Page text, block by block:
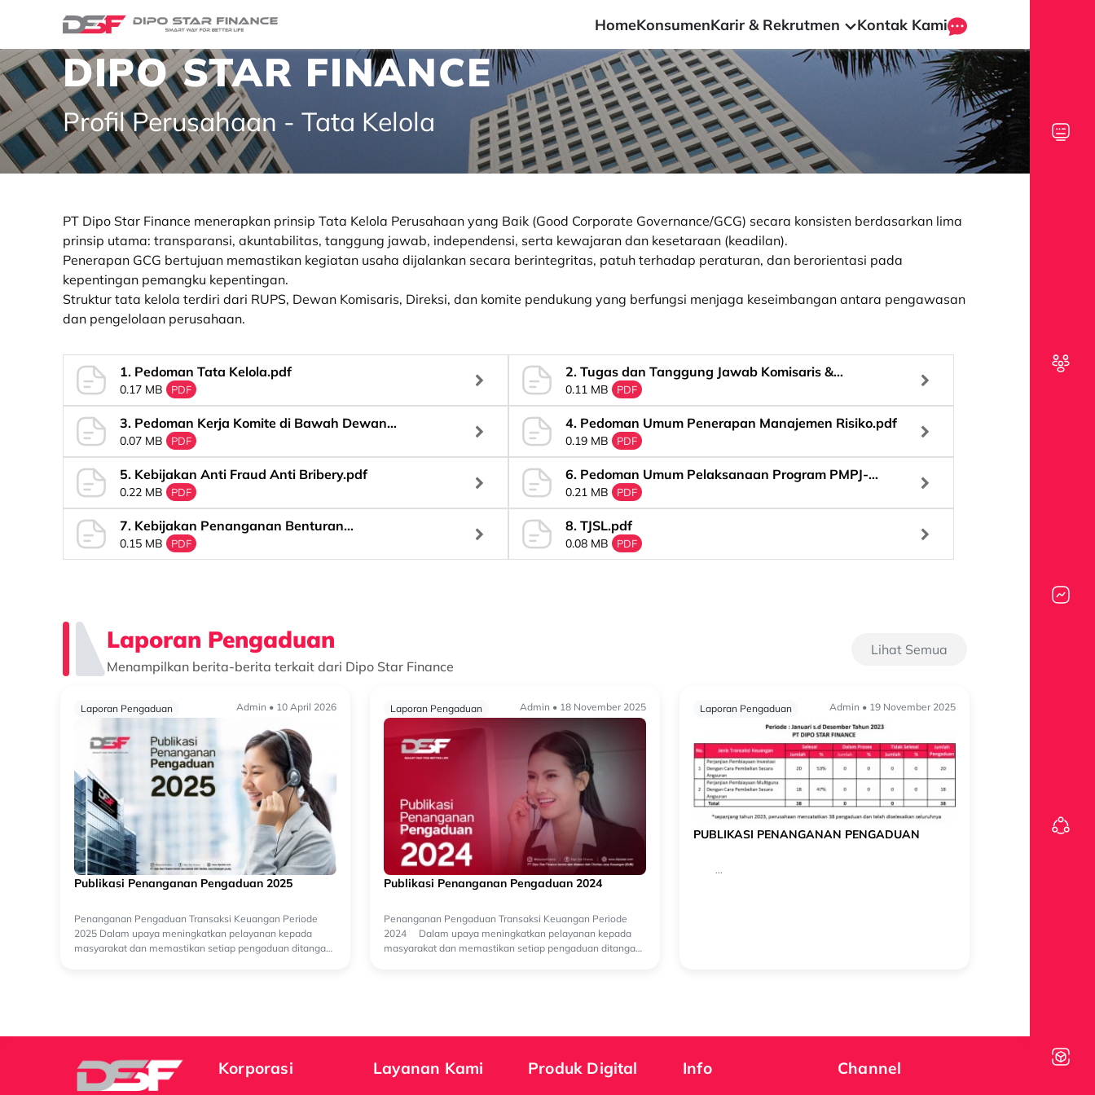
HomeKonsumenKarir & Rekrutmen Kontak Kami
DIPO STAR FINANCE
Profil Perusahaan - Tata Kelola
PT Dipo Star Finance menerapkan prinsip Tata Kelola Perusahaan yang Baik (Good Corporate Governance/GCG) secara konsisten berdasarkan lima
prinsip utama: transparansi, akuntabilitas, tanggung jawab, independensi, serta kewajaran dan kesetaraan (keadilan).
Penerapan GCG bertujuan memastikan kegiatan usaha dijalankan secara berintegritas, patuh terhadap peraturan, dan berorientasi pada
kepentingan pemangku kepentingan.
Struktur tata kelola terdiri dari RUPS, Dewan Komisaris, Direksi, dan komite pendukung yang berfungsi menjaga keseimbangan antara pengawasan
dan pengelolaan perusahaan.
1. Pedoman Tata Kelola.pdf
0.17 MB PDF
2. Tugas dan Tanggung Jawab Komisaris &
Direksi.pdf
0.11 MB PDF
3. Pedoman Kerja Komite di Bawah Dewan
Komisaris.pdf
0.07 MB PDF
4. Pedoman Umum Penerapan Manajemen Risiko.pdf
0.19 MB PDF
5. Kebijakan Anti Fraud Anti Bribery.pdf
0.22 MB PDF
6. Pedoman Umum Pelaksanaan Program PMPJ-
APU-PPT-PPPSPM.pdf
0.21 MB PDF
7. Kebijakan Penanganan Benturan
Kepentingan.pdf
0.15 MB PDF
8. TJSL.pdf
0.08 MB PDF
Laporan Pengaduan
Menampilkan berita-berita terkait dari Dipo Star Finance
Lihat Semua
Laporan Pengaduan Admin • 10 April 2026
Publikasi Penanganan Pengaduan 2025
Penanganan Pengaduan Transaksi Keuangan Periode
2025 Dalam upaya meningkatkan pelayanan kepada
masyarakat dan memastikan setiap pengaduan ditangani
Laporan Pengaduan Admin • 18 November 2025
Publikasi Penanganan Pengaduan 2024
Penanganan Pengaduan Transaksi Keuangan Periode
2024 Dalam upaya meningkatkan pelayanan kepada
masyarakat dan memastikan setiap pengaduan ditangani
Laporan Pengaduan Admin • 19 November 2025
PUBLIKASI PENANGANAN PENGADUAN
...
Korporasi Layanan Kami Produk Digital Info Channel